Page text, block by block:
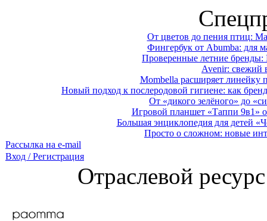
От цветов до пения птиц:
Фингербук от Abumba: для
Проверенные летние
Avenir: свежий
Mombella расширяет линейку
Новый подход к послеродовой гигиене: как
От «дикого зелёного» до
Игровой планшет «Таппи 9в1»
Большая энциклопедия для детей
Просто о сложном: новые
Рассылка на e-mail
Вход / Регистрация
Отраслевой